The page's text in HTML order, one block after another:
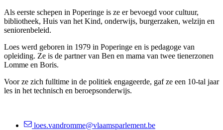
Als eerste schepen in Poperinge is ze er bevoegd voor cultuur,
bibliotheek, Huis van het Kind, onderwijs, burgerzaken, welzijn en
seniorenbeleid.
Loes werd geboren in 1979 in Poperinge en is pedagoge van
opleiding. Ze is de partner van Ben en mama van twee tienerzonen
Lomme en Boris.
Voor ze zich fulltime in de politiek engageerde, gaf ze een 10-tal jaar
les in het technisch en beroepsonderwijs.
loes.vandromme@vlaamsparlement.be